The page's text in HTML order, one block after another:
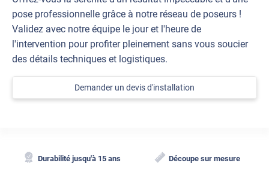
pose professionnelle grâce à notre réseau de poseurs !
Validez avec notre équipe le jour et l'heure de
l'intervention pour profiter pleinement sans vous soucier
des détails techniques et logistiques.
Demander un devis d'installation
Durabilité jusqu'à 15 ans Découpe sur mesure